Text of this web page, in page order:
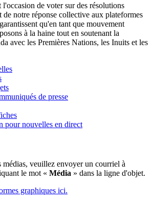
l'occasion de voter sur des résolutions
de notre réponse collective aux plateformes
qu'en tant que mouvement
à la haine tout en soutenant la
avec les Premières Nations, les Inuits et les
de presse
pour nouvelles en direct
médias, veuillez envoyer un courriel à
le mot « Média » dans la ligne d'objet.
graphiques ici.